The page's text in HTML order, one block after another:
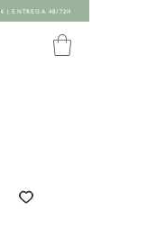
| ENTREGA 48/72H